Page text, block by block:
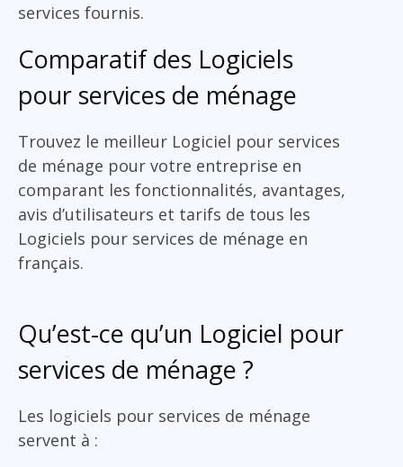
services fournis.
Comparatif des Logiciels
pour services de ménage
Trouvez le meilleur Logiciel pour services
de ménage pour votre entreprise en
comparant les fonctionnalités, avantages,
avis d’utilisateurs et tarifs de tous les
Logiciels pour services de ménage en
français.
Qu’est-ce qu’un Logiciel pour
services de ménage ?
Les logiciels pour services de ménage
servent à :